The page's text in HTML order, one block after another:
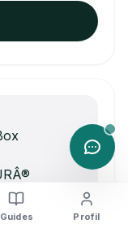
Guides Profil